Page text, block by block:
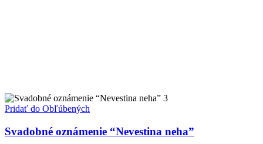
Pridať do Obľúbených
Svadobné oznámenie “Nevestina neha”